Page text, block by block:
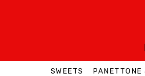
SWEETS PANETTONE